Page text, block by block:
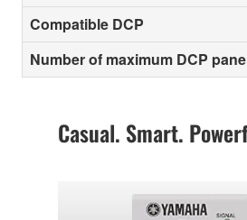
Compatible DCP
Number of maximum DCP
Casual. Smart.